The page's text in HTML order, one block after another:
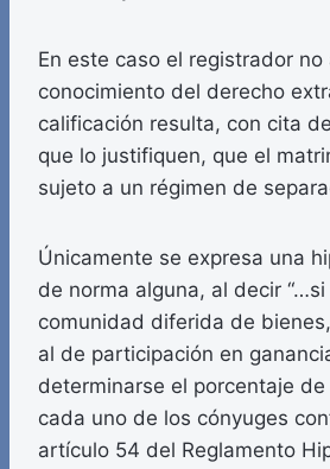
En este caso el registrador no
conocimiento del derecho
calificación resulta, con cita
que lo justifiquen, que el
sujeto a un régimen de
Únicamente se expresa una
de norma alguna, al decir
comunidad diferida de
al de participación en
determinarse el porcentaje
cada uno de los cónyuges
artículo 54 del Reglamento